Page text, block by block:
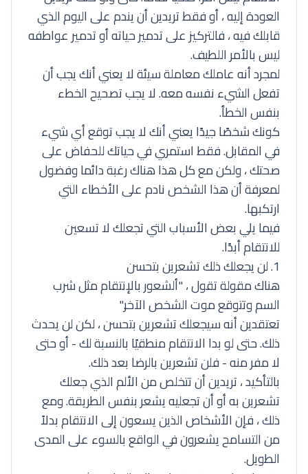
العودة إليه ، أو فقط تريدين أن يندم على اليوم الذي
قابلك فيه ، فالتركيز على تدمير حياته أو تدمير عواطفه
ليس بالأمر اللطيف.
لمجرد أنه عاملك معاملة سيئة لا يعني أنك يجب أن
تفعل الشيء نفسه معه. لا يجب تصحيح الخطء
بنفس الخطأ.
كونك شخصًا جيدًا يعني أنك لا يجب توقع أي شيء
في المقابل. فقط استمري في حياتك للحفاض على
صحتك ، ولكن مع كل هذا هناك رغبة دائما وفضول
لمعرفة أن هذا الشخص نادم على الأخطاء التي
ارتكبها.
فيما يلي بعض الأسباب التي تجعلك لا تسعين
للانتقام أبدًا.
1. لن يجعلك ذلك تشعرين بتحسن
هناك مقولة تقول ، "ألشعور بالإنتقام مثل شرب
السم وتتوقع موت الشخص الآخر."
تعتقدين أنه سيجعلك تشعرين بتحسن ، لكن لن يحدث
ذلك. حتى لو بدا الانتقام منطقيًا بالنسبة لك - أو حتى
لا مفر منه - فلن تشعرين بالرضا بعد ذلك.
بالتأكيد ، تريدين أن تتخلص من الألم الذي جعلك
تشعرين به أو أن تجعليه يشعر بنفس الطريقة. ومع
ذلك ، فإن الأشخاص الذين يسعون إلى الانتقام بدلاً
من التسامح يشعرون في الواقع بالسوء على المدى
الطويل.